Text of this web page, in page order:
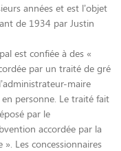
années et est l’objet
de 1934 par Justin
est confiée à des «
par un traité de gré
maire
personne. Le traité fait
par le
accordée par la
Les concessionnaires